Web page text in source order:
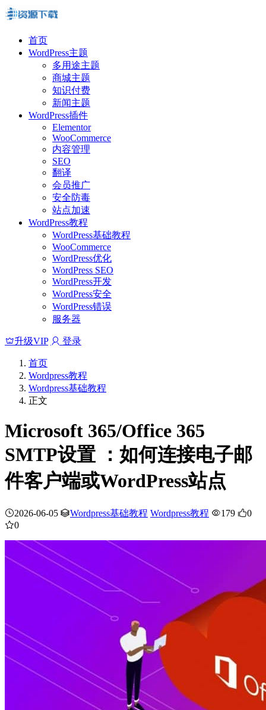
首页
WordPress主题
多用途主题
商城主题
知识付费
新闻主题
WordPress插件
Elementor
WooCommerce
内容管理
SEO
翻译
会员推广
安全防毒
站点加速
WordPress教程
WordPress基础教程
WooCommerce
WordPress优化
WordPress SEO
WordPress开发
WordPress安全
WordPress错误
服务器
升级VIP 登录
首页
Wordpress教程
Wordpress基础教程
正文
Microsoft 365/Office 365
SMTP设置 ：如何连接电子邮
件客户端或WordPress站点
2026-06-05 Wordpress基础教程 Wordpress教程 179
0
0